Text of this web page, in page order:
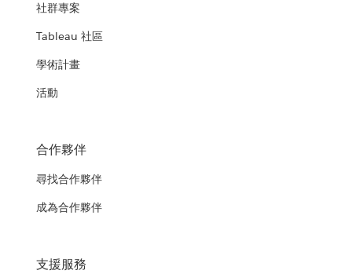
社群專案
Tableau 社區
學術計畫
活動
合作夥伴
尋找合作夥伴
成為合作夥伴
支援服務